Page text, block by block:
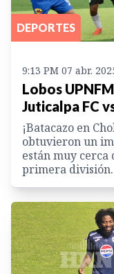
DEPORTES
9:13 PM 07 abr.
Lobos
Juticalpa FC
¡Batacazo en
obtuvieron un
están muy cerca
primera división.